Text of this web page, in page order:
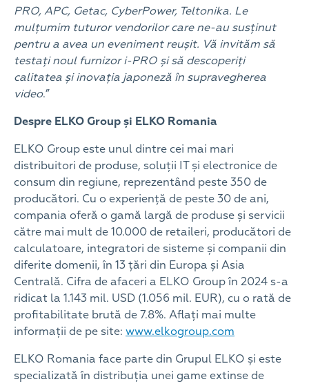
PRO, APC, Getac, CyberPower, Teltonika. Le
mulțumim tuturor vendorilor care ne-au susținut
pentru a avea un eveniment reușit. Vă invităm să
testați noul furnizor i-PRO și să descoperiți
calitatea și inovația japoneză în supravegherea
video.”
Despre ELKO Group și ELKO Romania
ELKO Group este unul dintre cei mai mari
distribuitori de produse, soluții IT și electronice de
consum din regiune, reprezentând peste 350 de
producători. Cu o experiență de peste 30 de ani,
compania oferă o gamă largă de produse și servicii
către mai mult de 10.000 de retaileri, producători de
calculatoare, integratori de sisteme și companii din
diferite domenii, în 13 țări din Europa și Asia
Centrală. Cifra de afaceri a ELKO Group în 2024 s-a
ridicat la 1.143 mil. USD (1.056 mil. EUR), cu o rată de
profitabilitate brută de 7.8%. Aflați mai multe
informații de pe site: www.elkogroup.com
ELKO Romania face parte din Grupul ELKO și este
specializată în distribuția unei game extinse de